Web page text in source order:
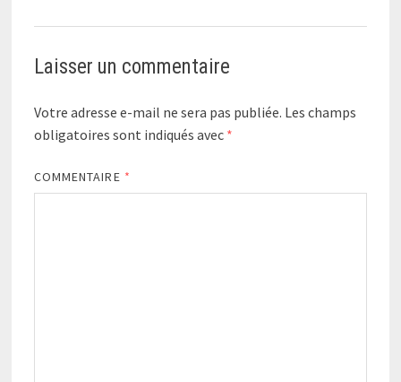
Laisser un commentaire
Votre adresse e-mail ne sera pas publiée. Les champs
obligatoires sont indiqués avec *
COMMENTAIRE *